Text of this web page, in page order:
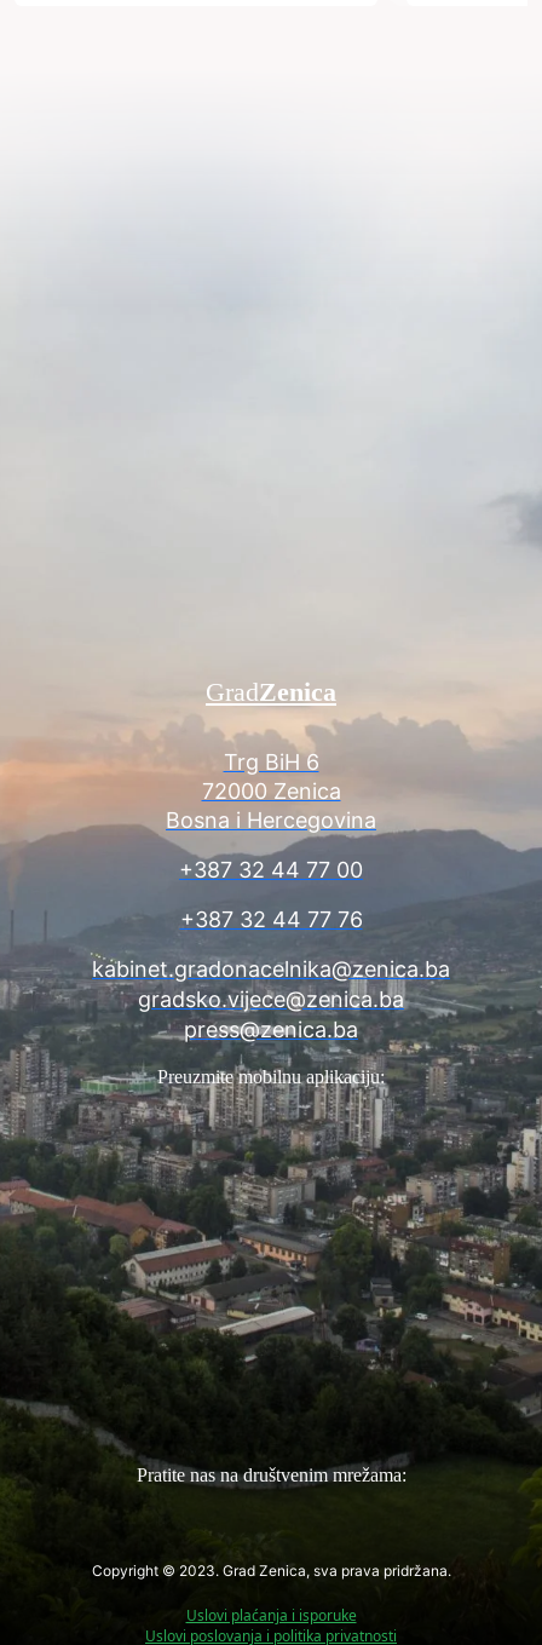
Trg BiH 6
72000 Zenica
Bosna i Hercegovina
+387 32 44 77 00
+387 32 44 77 76
kabinet.gradonacelnika@zenica.ba
gradsko.vijece@zenica.ba
press@zenica.ba
GradZenica
Preuzmite mobilnu aplikaciju:
Pratite nas na društvenim mrežama:
Copyright © 2023. Grad Zenica, sva prava pridržana.
Uslovi plaćanja i isporuke
Uslovi poslovanja i politika privatnosti